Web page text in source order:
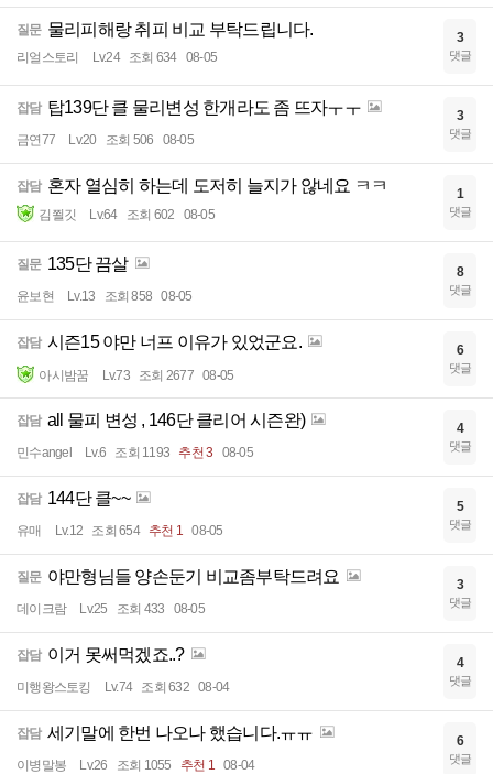
질문 물리피해랑 취피 비교 부탁드립니다.
리얼스토리 Lv.24 조회 634 08-05
3
댓글
잡담 탑139단 클 물리변성 한개라도 좀 뜨자ㅜㅜ
금연77 Lv.20 조회 506 08-05
3
댓글
잡담 혼자 열심히 하는데 도저히 늘지가 않네요 ㅋㅋ
김쬘깃 Lv.64 조회 602 08-05
1
댓글
질문 135단 끔살
윤보현 Lv.13 조회 858 08-05
8
댓글
잡담 시즌15 야만 너프 이유가 있었군요.
아시밤꿈 Lv.73 조회 2677 08-05
6
댓글
잡담 all 물피 변성 , 146단 클리어 시즌완)
민수angel Lv.6 조회 1193 추천 3 08-05
4
댓글
잡담 144단 클~~
유매 Lv.12 조회 654 추천 1 08-05
5
댓글
질문 야만형님들 양손둔기 비교좀부탁드려요
데이크람 Lv.25 조회 433 08-05
3
댓글
잡담 이거 못써먹겠죠..?
미행왕스토킹 Lv.74 조회 632 08-04
4
댓글
잡담 세기말에 한번 나오나 했습니다.ㅠㅠ
이병말봉 Lv.26 조회 1055 추천 1 08-04
6
댓글